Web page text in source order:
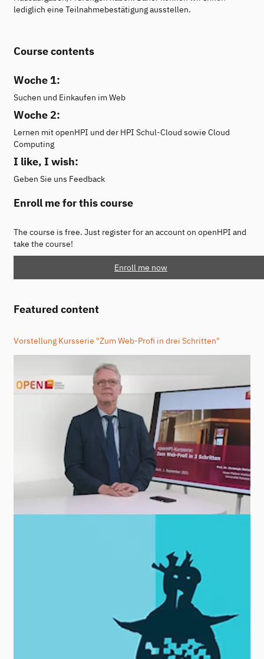
lediglich eine Teilnahmebestätigung ausstellen.
Course contents
Woche 1:
Suchen und Einkaufen im Web
Woche 2:
Lernen mit openHPI und der HPI Schul-Cloud sowie Cloud
Computing
I like, I wish:
Geben Sie uns Feedback
Enroll me for this course
The course is free. Just register for an account on openHPI and
take the course!
Enroll me now
Featured content
Vorstellung Kursserie "Zum Web-Profi in drei Schritten"